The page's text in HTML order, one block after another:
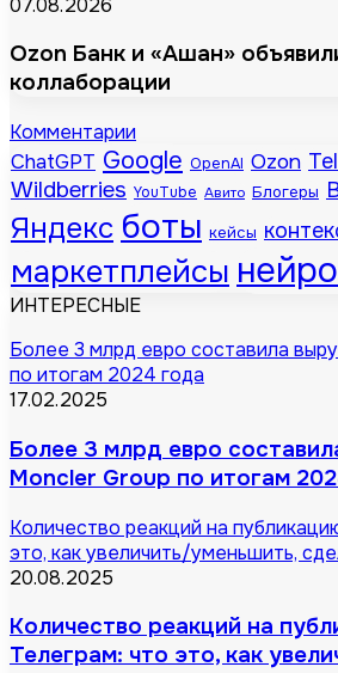
07.08.2026
Ozon Банк и «Ашан»
коллаборации
Комментарии
ChatGPT Google OpenAI Ozon
Wildberries YouTube Авито Блогеры
Яндекс боты кейсы
маркетплейсы
ИНТЕРЕСНЫЕ
Более 3 млрд евро составила
по итогам 2024 года
17.02.2025
Более 3 млрд евро
Moncler Group по итогам
Количество реакций на
это, как увеличить/уменьшить,
20.08.2025
Количество реакций на
Телеграм: что это, как